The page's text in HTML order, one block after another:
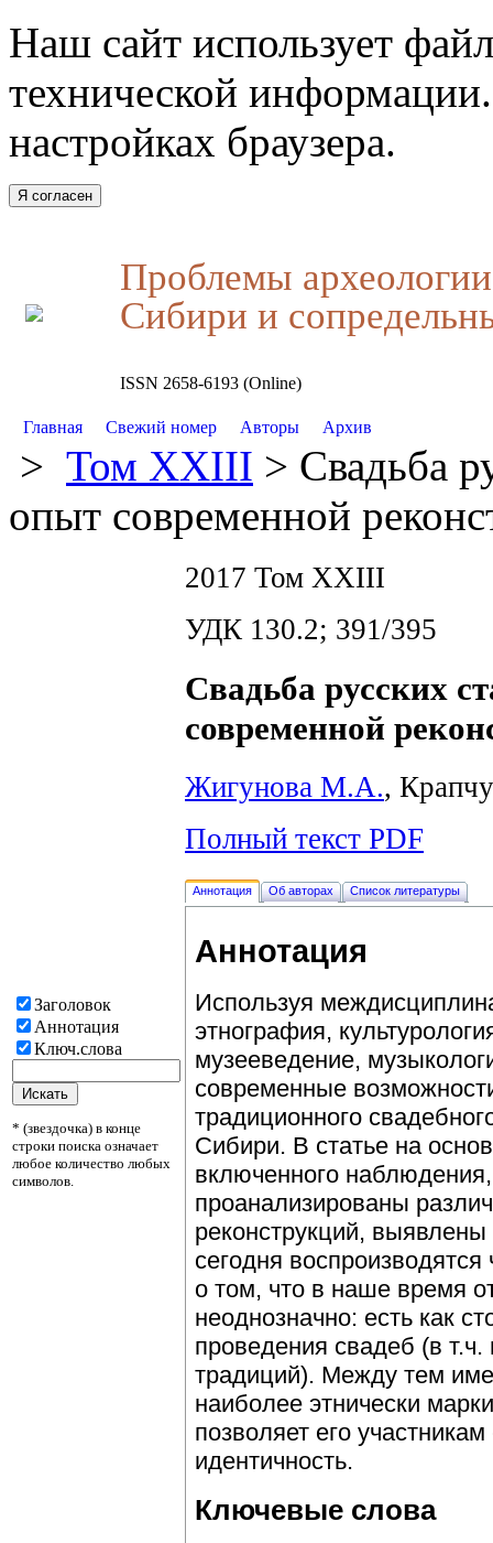
Наш сайт использует
технической
настройках браузера.
Я согласен
Проблемы
Сибири и
ISSN 2658-6193 (Online)
Главная Свежий номер Авторы Архив
> Том XXIII > Свадьба
опыт современной
Заголовок
Аннотация
Ключ.слова
* (звездочка) в конце
строки поиска означает
любое количество любых
символов.
2017 Том XXIII
УДК 130.2; 391/395
Свадьба русских
современной
Жигунова М.А.,
Полный текст PDF
Аннотация Об авторах Список литературы
Аннотация
Используя
этнография,
музееведение,
современные
традиционного
Сибири. В статье на
включенного
проанализированы
реконструкций,
сегодня
о том, что в наше время
неоднозначно: есть как
проведения свадеб (в
традиций). Между тем
наиболее этнически
позволяет его
идентичность.
Ключевые слова